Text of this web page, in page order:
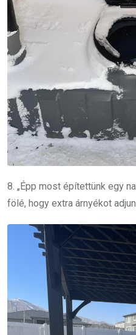
8. „Épp most építettünk egy
fölé, hogy extra árnyékot